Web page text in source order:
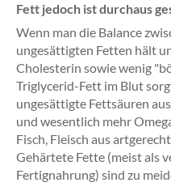
Fett jedoch ist durchaus
Wenn man die Balance
ungesättigten Fetten hält
Cholesterin sowie wenig
Triglycerid-Fett im Blut
ungesättigte Fettsäuren
und wesentlich mehr
Fisch, Fleisch aus
Gehärtete Fette (meist als
Fertignahrung) sind zu